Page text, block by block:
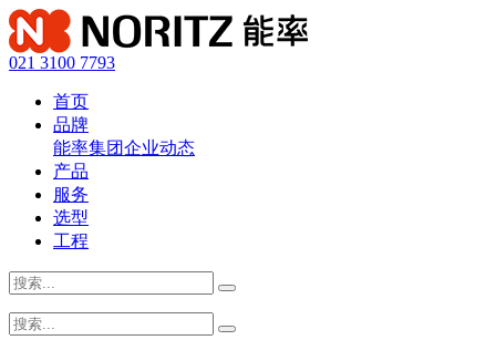
021 3100 7793
首页
品牌
能率集团企业动态
产品
服务
选型
工程